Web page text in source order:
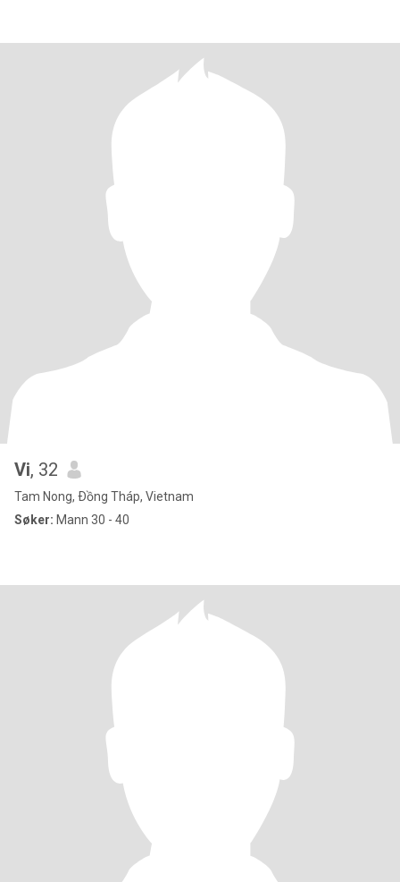
Vi, 32
Tam Nong, Ðồng Tháp, Vietnam
Søker: Mann 30 - 40